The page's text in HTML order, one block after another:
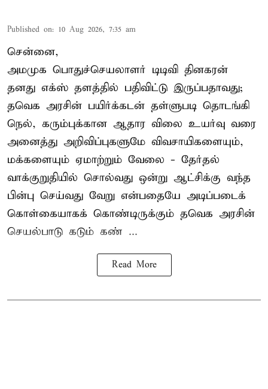
Published on: 10 Aug 2026, 7:35 am
சென்னை,
அமமுக பொதுச்செயலாளர் டிடிவி தினகரன்
தனது எக்ஸ் தளத்தில் பதிவிட்டு இருப்பதாவது;
தவெக அரசின் பயிர்க்கடன் தள்ளுபடி தொடங்கி
நெல், கரும்புக்கான ஆதார விலை உயர்வு வரை
அனைத்து அறிவிப்புகளுமே விவசாயிகளையும்,
மக்களையும் ஏமாற்றும் வேலை - தேர்தல்
வாக்குறுதியில் சொல்வது ஒன்று ஆட்சிக்கு வந்த
பின்பு செய்வது வேறு என்பதையே அடிப்படைக்
கொள்கையாகக் கொண்டிருக்கும் தவெக அரசின்
செயல்பாடு கடும் கண் ...
Read More